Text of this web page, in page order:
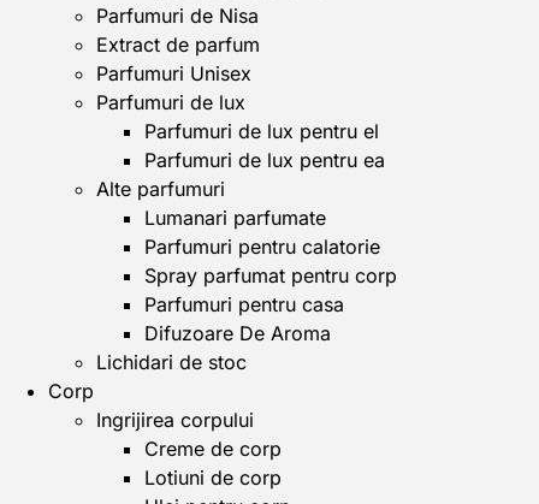
Parfumuri de Nisa
Extract de parfum
Parfumuri Unisex
Parfumuri de lux
Parfumuri de lux pentru el
Parfumuri de lux pentru ea
Alte parfumuri
Lumanari parfumate
Parfumuri pentru calatorie
Spray parfumat pentru corp
Parfumuri pentru casa
Difuzoare De Aroma
Lichidari de stoc
Corp
Ingrijirea corpului
Creme de corp
Lotiuni de corp